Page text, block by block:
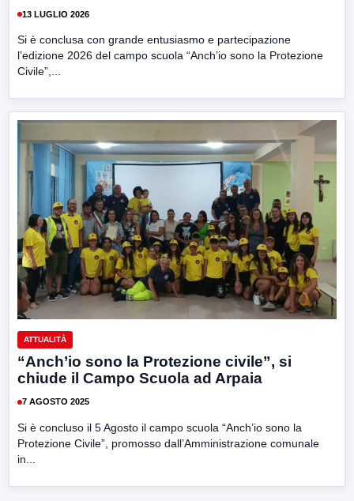
13 LUGLIO 2026
Si è conclusa con grande entusiasmo e partecipazione
l’edizione 2026 del campo scuola “Anch’io sono la Protezione
Civile”,...
ATTUALITÀ
“Anch’io sono la Protezione civile”, si
chiude il Campo Scuola ad Arpaia
7 AGOSTO 2025
Si è concluso il 5 Agosto il campo scuola “Anch’io sono la
Protezione Civile”, promosso dall’Amministrazione comunale
in...